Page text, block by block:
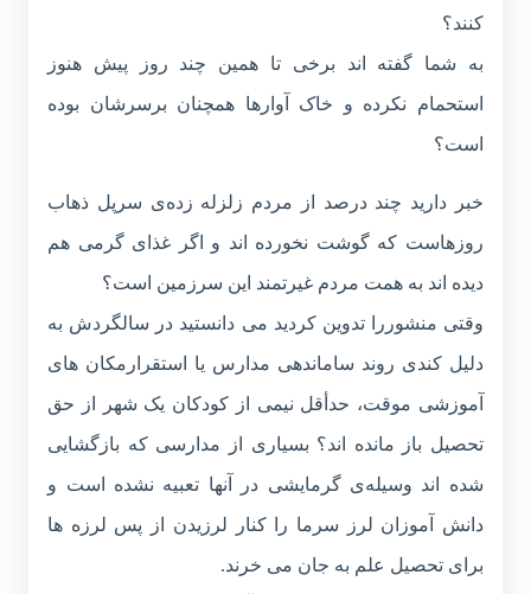
کنند؟
به شما گفته اند برخی تا همین چند روز پیش هنوز
استحمام نکرده و خاک آوارها همچنان برسرشان بوده
است؟
خبر دارید چند درصد از مردم زلزله زده‌‌ی سرپل ذهاب
روزهاست که گوشت نخورده اند و اگر غذای گرمی هم
دیده اند به همت مردم غیرتمند این سرزمین است؟
وقتی منشوررا تدوین کردید می دانستید در سالگردش به
دلیل کندی روند ساماندهی مدارس یا استقرارمکان های
آموزشی موقت، حدأقل نیمی از کودکان یک شهر از حق
تحصیل باز مانده اند؟ بسیاری از مدارسی که بازگشایی
شده اند وسیله‌ی گرمایشی در آنها تعبیه نشده است و
دانش آموزان لرز سرما را کنار لرزیدن از پس لرزه ها
برای تحصیل علم به جان می خرند.